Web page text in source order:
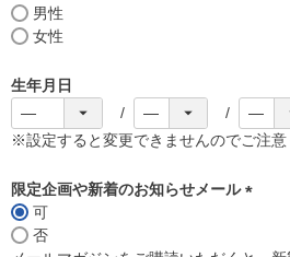
男性
女性
生年月日
※設定すると変更できませんのでご注意
限定企画や新着のお知らせメール
可
否